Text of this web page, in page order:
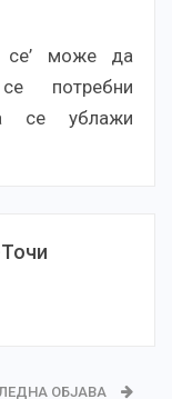
се’ може да
потребни
се ублажи
ОБЈАВА